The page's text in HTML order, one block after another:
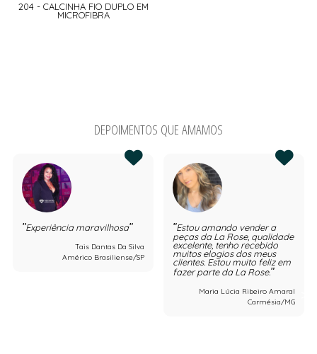
204 - CALCINHA FIO DUPLO EM
MICROFIBRA
DEPOIMENTOS QUE AMAMOS
Experiência maravilhosa
Tais Dantas Da Silva
Américo Brasiliense/SP
Estou amando vender a
peças da La Rose, qualidade
excelente, tenho recebido
muitos elogios dos meus
clientes. Estou muito feliz em
fazer parte da La Rose.
Maria Lúcia Ribeiro Amaral
Carmésia/MG